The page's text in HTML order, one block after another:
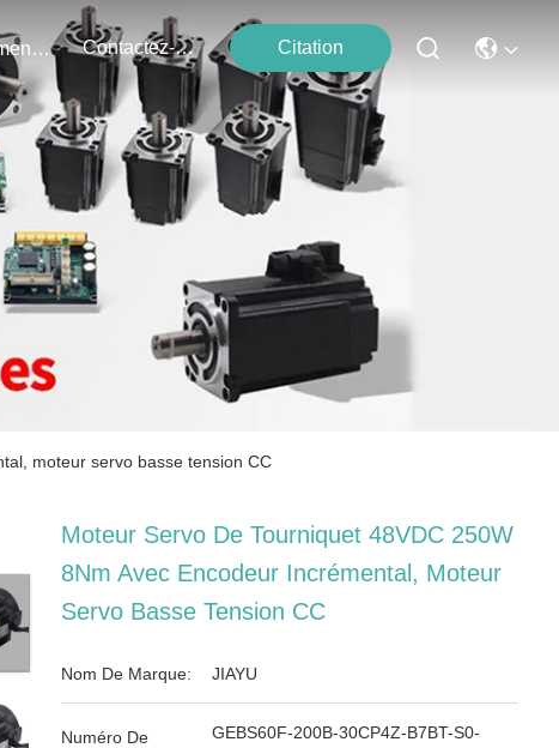
Événements Contactez-Nous Citation
moteur servo basse tension CC
Moteur Servo De Tourniquet 48VDC 250W
8Nm Avec Encodeur Incrémental, Moteur
Servo Basse Tension CC
Nom De Marque: JIAYU
Numéro De
GEBS60F-200B-30CP4Z-B7BT-S0-